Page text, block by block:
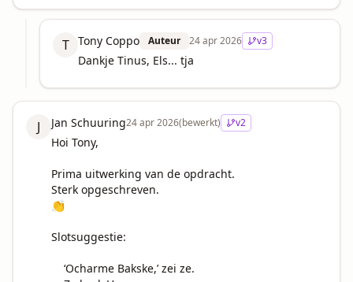
T Tony Coppo Auteur 24 apr 2026 v3
Dankje Tinus, Els... tja
J Jan Schuuring24 apr 2026(bewerkt) v2
Hoi Tony,
Prima uitwerking van de opdracht.
Sterk opgeschreven.
👏
Slotsuggestie: